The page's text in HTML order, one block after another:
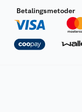
Betalingsmetoder